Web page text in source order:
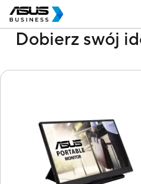
Dobierz swój